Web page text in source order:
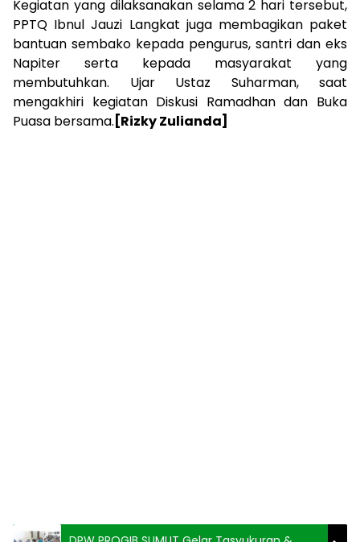
Kegiatan yang dilaksanakan selama 2 hari tersebut,
PPTQ Ibnul Jauzi Langkat juga membagikan paket
bantuan sembako kepada pengurus, santri dan eks
Napiter serta kepada masyarakat yang
membutuhkan. Ujar Ustaz Suharman, saat
mengakhiri kegiatan Diskusi Ramadhan dan Buka
Puasa bersama. [Rizky Zulianda]